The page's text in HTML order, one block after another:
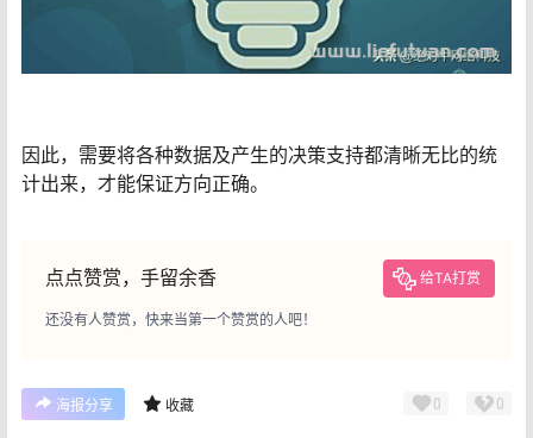
因此，需要将各种数据及产生的决策支持都清晰无比的统
计出来，才能保证方向正确。
点点赞赏，手留余香 给TA打赏
还没有人赞赏，快来当第一个赞赏的人吧！
海报分享 收藏 0 0